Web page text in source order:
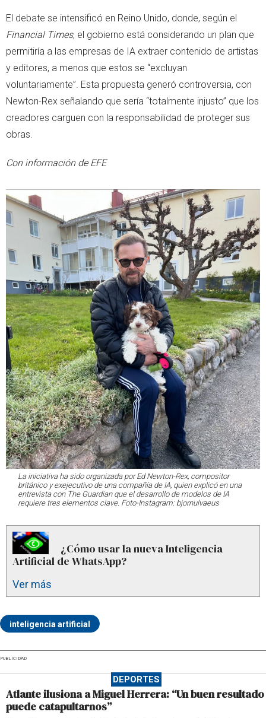
El debate se intensificó en Reino Unido, donde, según el
Financial Times, el gobierno está considerando un plan que
permitiría a las empresas de IA extraer contenido de artistas
y editores, a menos que estos se “excluyan
voluntariamente”. Esta propuesta generó controversia, con
Newton-Rex señalando que sería “totalmente injusto” que los
creadores carguen con la responsabilidad de proteger sus
obras.
Con información de EFE
La iniciativa ha sido organizada por Ed Newton-Rex, compositor
británico y exejecutivo de una compañía de IA, quien explicó en una
entrevista con The Guardian que el desarrollo de modelos de IA
requiere tres elementos clave. Foto-Instagram: bjornulvaeus
¿Cómo usar la nueva Inteligencia
Artificial de WhatsApp?
Ver más
inteligencia artificial
PUBLICIDAD
DEPORTES
Atlante ilusiona a Miguel Herrera: “Un buen resultado
puede catapultarnos”